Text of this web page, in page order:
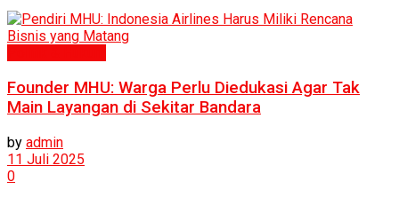
Founder MHU: Warga Perlu Diedukasi Agar Tak
Main Layangan di Sekitar Bandara
by admin
11 Juli 2025
0